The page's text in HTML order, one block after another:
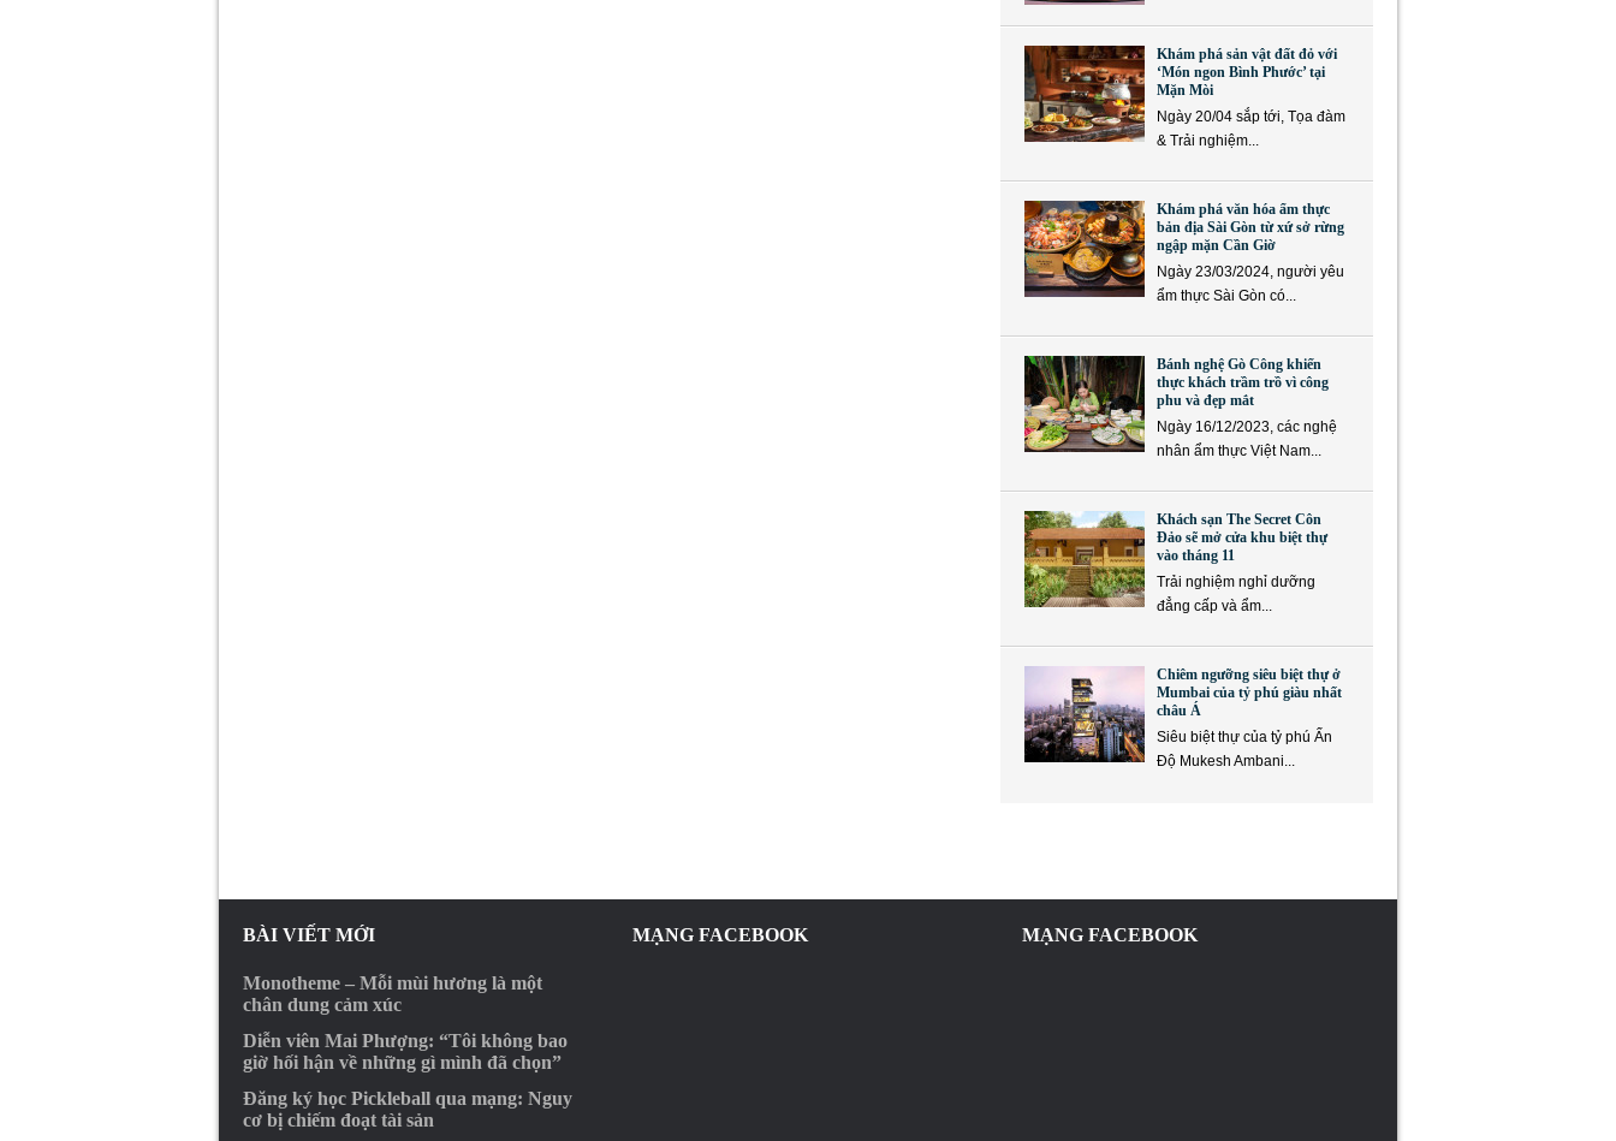
Khám phá sản vật đất đỏ với
‘Món ngon Bình Phước’ tại
Mặn Mòi
Ngày 20/04 sắp tới, Tọa đàm
& Trải nghiệm...
Khám phá văn hóa ẩm thực
bản địa Sài Gòn từ xứ sở rừng
ngập mặn Cần Giờ
Ngày 23/03/2024, người yêu
ẩm thực Sài Gòn có...
Bánh nghệ Gò Công khiến
thực khách trầm trồ vì công
phu và đẹp mắt
Ngày 16/12/2023, các nghệ
nhân ẩm thực Việt Nam...
Khách sạn The Secret Côn
Đảo sẽ mở cửa khu biệt thự
vào tháng 11
Trải nghiệm nghỉ dưỡng
đẳng cấp và ẩm...
Chiêm ngưỡng siêu biệt thự ở
Mumbai của tỷ phú giàu nhất
châu Á
Siêu biệt thự của tỷ phú Ấn
Độ Mukesh Ambani...
BÀI VIẾT MỚI
Monotheme – Mỗi mùi hương là một
chân dung cảm xúc
Diễn viên Mai Phượng: “Tôi không bao
giờ hối hận về những gì mình đã chọn”
Đăng ký học Pickleball qua mạng: Nguy
cơ bị chiếm đoạt tài sản
MẠNG FACEBOOK MẠNG FACEBOOK